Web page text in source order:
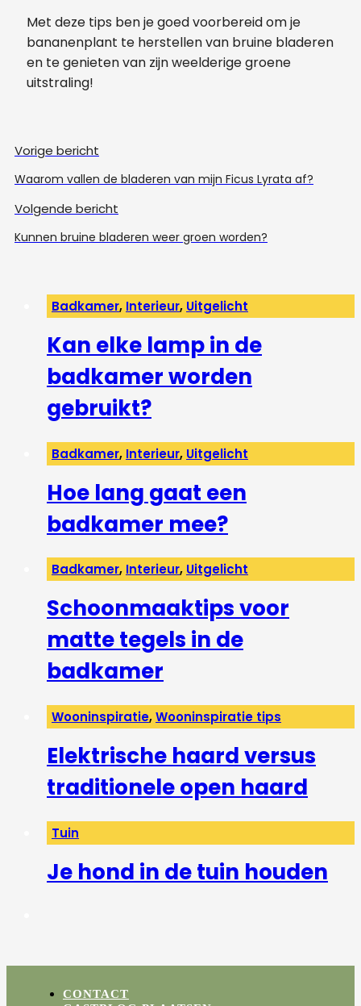
Met deze tips ben je goed voorbereid om je
bananenplant te herstellen van bruine bladeren
en te genieten van zijn weelderige groene
uitstraling!
Vorige bericht
Waarom vallen de bladeren van mijn Ficus Lyrata af?
Volgende bericht
Kunnen bruine bladeren weer groen worden?
Badkamer, Interieur, Uitgelicht
Kan elke lamp in de
badkamer worden
gebruikt?
Badkamer, Interieur, Uitgelicht
Hoe lang gaat een
badkamer mee?
Badkamer, Interieur, Uitgelicht
Schoonmaaktips voor
matte tegels in de
badkamer
Wooninspiratie,Wooninspiratie tips
Elektrische haard versus
traditionele open haard
Tuin
Je hond in de tuin houden
CONTACT